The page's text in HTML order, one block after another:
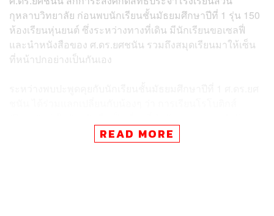
กุหลาบวิทยาลัย ก่อนพบนักเรียนชั้นมัธยมศึกษาปีที่ 1 รุ่น 150
ห้องเรียนหุ่นยนต์ ซึ่งระหว่างทางที่เดิน มีนักเรียนขอเซลฟี่
และนำหนังสือของ ศ.ดร.ยศชนัน รวมถึงสมุดเรียนมาให้เซ็น
ที่หน้าปกอย่างเป็นกันเอง
เผชิญกับการเปลี่ยนแปลงอย่างรวดเร็วในยุคที่ AI เข้ามามี
บทบาท การจะเข้าใจศาสตร์เหล่านี้ได้อย่างลึกซึ้งนั้นต้อง
READ MORE